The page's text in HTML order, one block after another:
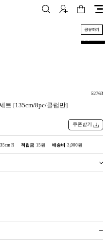
공유하기
+
52763
트 [135cm/8pc/클럽만]
쿠폰받기
R 적립금 15원 배송비 3,000원
+